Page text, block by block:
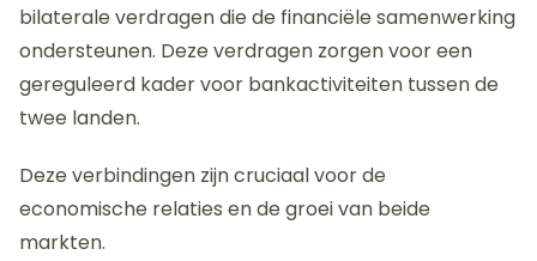
bilaterale verdragen die de financiële samenwerking
ondersteunen. Deze verdragen zorgen voor een
gereguleerd kader voor bankactiviteiten tussen de
twee landen.
Deze verbindingen zijn cruciaal voor de
economische relaties en de groei van beide
markten.